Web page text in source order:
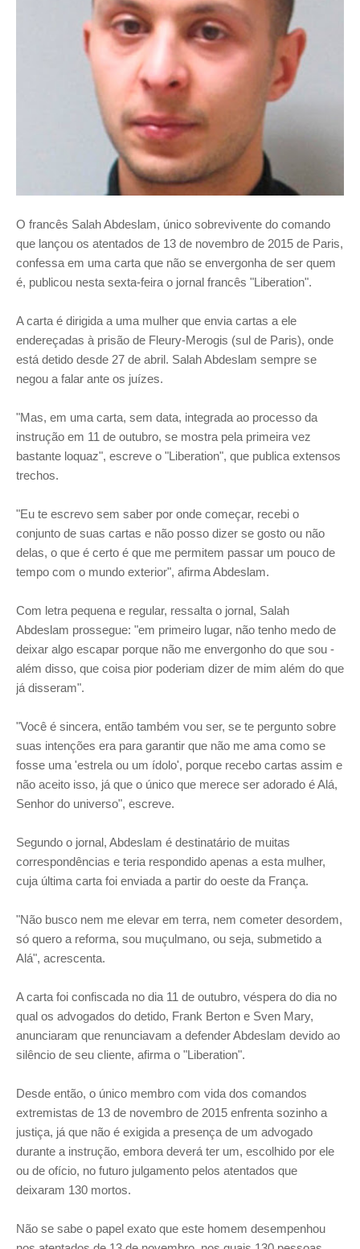
O francês Salah Abdeslam, único sobrevivente do comando
que lançou os atentados de 13 de novembro de 2015 de Paris,
confessa em uma carta que não se envergonha de ser quem
é, publicou nesta sexta-feira o jornal francês "Liberation".
A carta é dirigida a uma mulher que envia cartas a ele
endereçadas à prisão de Fleury-Merogis (sul de Paris), onde
está detido desde 27 de abril. Salah Abdeslam sempre se
negou a falar ante os juízes.
"Mas, em uma carta, sem data, integrada ao processo da
instrução em 11 de outubro, se mostra pela primeira vez
bastante loquaz", escreve o "Liberation", que publica extensos
trechos.
"Eu te escrevo sem saber por onde começar, recebi o
conjunto de suas cartas e não posso dizer se gosto ou não
delas, o que é certo é que me permitem passar um pouco de
tempo com o mundo exterior", afirma Abdeslam.
Com letra pequena e regular, ressalta o jornal, Salah
Abdeslam prossegue: "em primeiro lugar, não tenho medo de
deixar algo escapar porque não me envergonho do que sou -
além disso, que coisa pior poderiam dizer de mim além do que
já disseram".
"Você é sincera, então também vou ser, se te pergunto sobre
suas intenções era para garantir que não me ama como se
fosse uma 'estrela ou um ídolo', porque recebo cartas assim e
não aceito isso, já que o único que merece ser adorado é Alá,
Senhor do universo", escreve.
Segundo o jornal, Abdeslam é destinatário de muitas
correspondências e teria respondido apenas a esta mulher,
cuja última carta foi enviada a partir do oeste da França.
"Não busco nem me elevar em terra, nem cometer desordem,
só quero a reforma, sou muçulmano, ou seja, submetido a
Alá", acrescenta.
A carta foi confiscada no dia 11 de outubro, véspera do dia no
qual os advogados do detido, Frank Berton e Sven Mary,
anunciaram que renunciavam a defender Abdeslam devido ao
silêncio de seu cliente, afirma o "Liberation".
Desde então, o único membro com vida dos comandos
extremistas de 13 de novembro de 2015 enfrenta sozinho a
justiça, já que não é exigida a presença de um advogado
durante a instrução, embora deverá ter um, escolhido por ele
ou de ofício, no futuro julgamento pelos atentados que
deixaram 130 mortos.
Não se sabe o papel exato que este homem desempenhou